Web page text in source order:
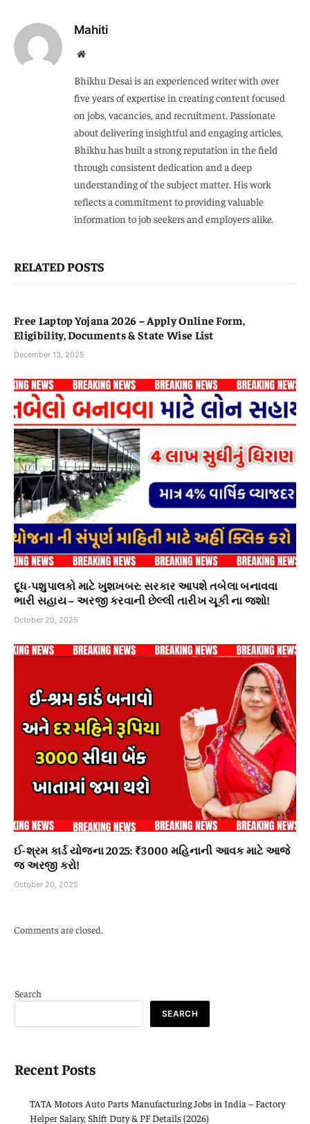
Mahiti
Website
Bhikhu Desai is an experienced writer with over
five years of expertise in creating content focused
on jobs, vacancies, and recruitment. Passionate
about delivering insightful and engaging articles,
Bhikhu has built a strong reputation in the field
through consistent dedication and a deep
understanding of the subject matter. His work
reflects a commitment to providing valuable
information to job seekers and employers alike.
RELATEDPOSTS
Free Laptop Yojana 2026 – Apply Online Form,
Eligibility, Documents & State Wise List
December 13, 2025
દૂધ-પશુપાલકો માટે ખુશખબર: સરકાર આપશે તબેલા બનાવવા
ભારી સહાય – અરજી કરવાની છેલ્લી તારીખ ચૂકી ના જશો!
October 20, 2025
ઈ-શ્રમ કાર્ડ યોજના 2025: ₹3000 મહિનાની આવક માટે આજે
જ અરજી કરો!
October 20, 2025
Comments are closed.
Search
SEARCH
Recent Posts
TATA Motors Auto Parts Manufacturing Jobs in India – Factory
Helper Salary, Shift Duty & PF Details (2026)